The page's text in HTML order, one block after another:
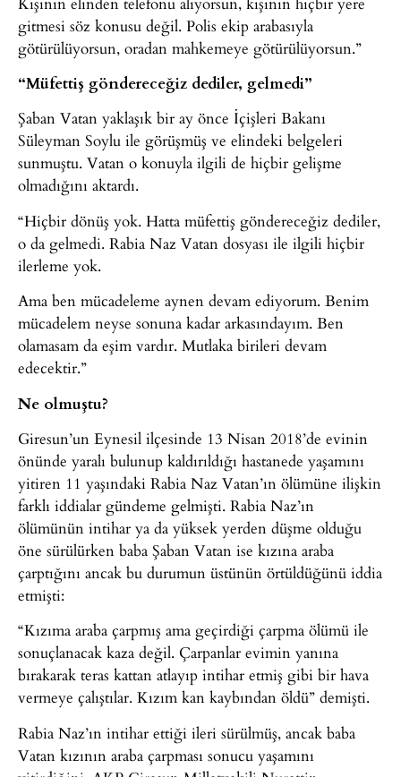
gitmesi söz konusu değil. Polis ekip arabasıyla
götürülüyorsun, oradan mahkemeye götürülüyorsun.”
“Müfettiş göndereceğiz dediler, gelmedi”
Şaban Vatan yaklaşık bir ay önce İçişleri Bakanı
Süleyman Soylu ile görüşmüş ve elindeki belgeleri
sunmuştu. Vatan o konuyla ilgili de hiçbir gelişme
olmadığını aktardı.
“Hiçbir dönüş yok. Hatta müfettiş göndereceğiz dediler,
o da gelmedi. Rabia Naz Vatan dosyası ile ilgili hiçbir
ilerleme yok.
Ama ben mücadeleme aynen devam ediyorum. Benim
mücadelem neyse sonuna kadar arkasındayım. Ben
olamasam da eşim vardır. Mutlaka birileri devam
edecektir.”
Ne olmuştu?
Giresun’un Eynesil ilçesinde 13 Nisan 2018’de evinin
önünde yaralı bulunup kaldırıldığı hastanede yaşamını
yitiren 11 yaşındaki Rabia Naz Vatan’ın ölümüne ilişkin
farklı iddialar gündeme gelmişti. Rabia Naz’ın
ölümünün intihar ya da yüksek yerden düşme olduğu
öne sürülürken baba Şaban Vatan ise kızına araba
çarptığını ancak bu durumun üstünün örtüldüğünü iddia
etmişti:
“Kızıma araba çarpmış ama geçirdiği çarpma ölümü ile
sonuçlanacak kaza değil. Çarpanlar evimin yanına
bırakarak teras kattan atlayıp intihar etmiş gibi bir hava
vermeye çalıştılar. Kızım kan kaybından öldü” demişti.
Rabia Naz’ın intihar ettiği ileri sürülmüş, ancak baba
Vatan kızının araba çarpması sonucu yaşamını